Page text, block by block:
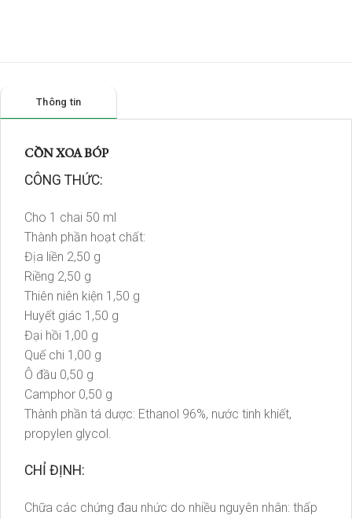
Thông tin
CỒN XOA BÓP
CÔNG THỨC:
Cho 1 chai 50 ml
Thành phần hoạt chất:
Địa liền 2,50 g
Riềng 2,50 g
Thiên niên kiện 1,50 g
Huyết giác 1,50 g
Đại hồi 1,00 g
Quế chi 1,00 g
Ô đầu 0,50 g
Camphor 0,50 g
Thành phần tá dược: Ethanol 96%, nước tinh khiết,
propylen glycol.
CHỈ ĐỊNH:
Chữa các chứng đau nhức do nhiều nguyên nhân: thấp